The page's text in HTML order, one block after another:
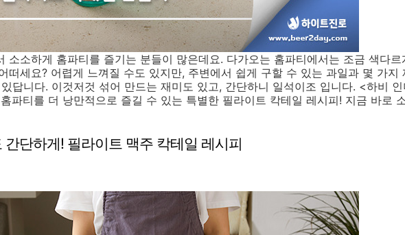
소소하게 홈파티를 즐기는 분들이 많은데요. 다가오는 홈파티에서는 조금 색다
떠세요? 어렵게 느껴질 수도 있지만, 주변에서 쉽게 구할 수 있는 과일과 몇 가지
답니다. 이것저것 섞어 만드는 재미도 있고, 간단하니 일석이조 입니다. <하비
파티를 더 낭만적으로 즐길 수 있는 특별한 필라이트 칵테일 레시피! 지금 바로
간단하게! 필라이트 맥주 칵테일 레시피